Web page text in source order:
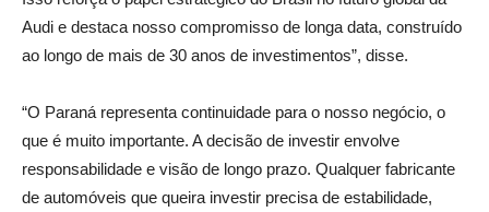
Audi e destaca nosso compromisso de longa data, construído
ao longo de mais de 30 anos de investimentos”, disse.
“O Paraná representa continuidade para o nosso negócio, o
que é muito importante. A decisão de investir envolve
responsabilidade e visão de longo prazo. Qualquer fabricante
de automóveis que queira investir precisa de estabilidade,